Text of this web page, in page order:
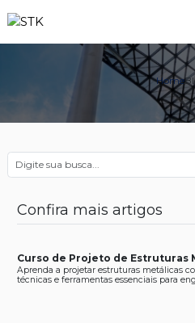
Home
Confira mais artigos
Curso de Projeto de Estruturas
Aprenda a projetar estruturas metálicas
técnicas e ferramentas essenciais para